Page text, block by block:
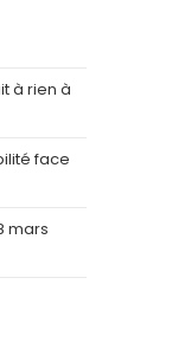
à rien à
face
mars